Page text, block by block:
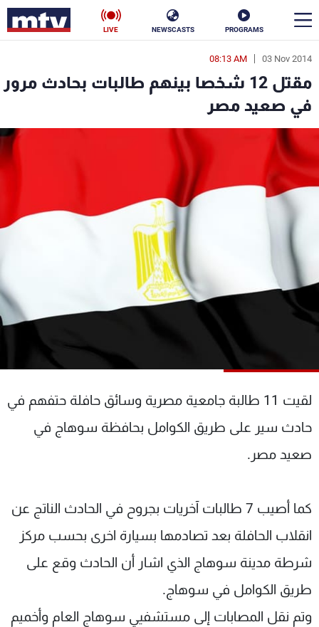
PROGRAMS
NEWSCASTS
LIVE
03 Nov 2014
08:13 AM
مقتل 12 شخصا بينهم طالبات بحادث مرور
في صعيد مصر
لقيت 11 طالبة جامعية مصرية وسائق حافلة حتفهم في
حادث سير على طريق الكوامل بحافظة سوهاج في
صعيد مصر.
كما أصيب 7 طالبات آخريات بجروح في الحادث الناتج عن
انقلاب الحافلة بعد تصادمها بسيارة اخرى بحسب مركز
شرطة مدينة سوهاج الذي اشار أن الحادث وقع على
طريق الكوامل في سوهاج.
وتم نقل المصابات إلى مستشفيي سوهاج العام وأخميم
en
الأخبار
سياسة ناس
إقتصاد
منوعات رياضة
كأس العالم
البرامج
جدول البرامج
عن MTV
لاعلاناتكم
وظائف
شروط الإسـتخدام